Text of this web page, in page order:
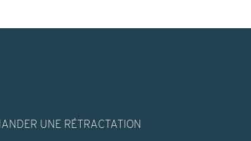
UNE RÉTRACTATION